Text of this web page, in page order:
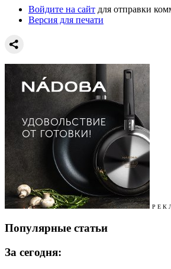
Войдите на сайт для отправки
Версия для печати
Р Е К
Популярные статьи
За сегодня: